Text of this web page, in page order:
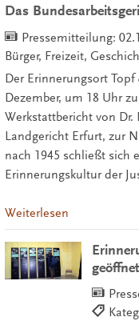
Das
Pressemitteilung:
Bürger, Freizeit,
Der Erinnerungsort
Dezember, um 18 Uhr
Werkstattbericht von Dr.
Landgericht Erfurt, zur
nach 1945 schließt sich
Erinnerungskultur der
Weiterlesen
geöffnet